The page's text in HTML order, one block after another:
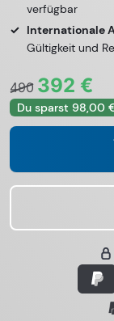
verfügbar
Internationale
Gültigkeit und
490 392 €
Du sparst 98,00